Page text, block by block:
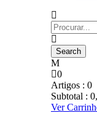
0
Artigos : 0
Subtotal :
Ver